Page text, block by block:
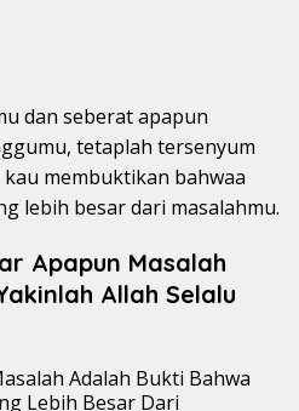
dan seberat apapun
tetaplah tersenyum
membuktikan bahwaa
lebih besar dari masalahmu.
Apapun Masalah
Allah Selalu